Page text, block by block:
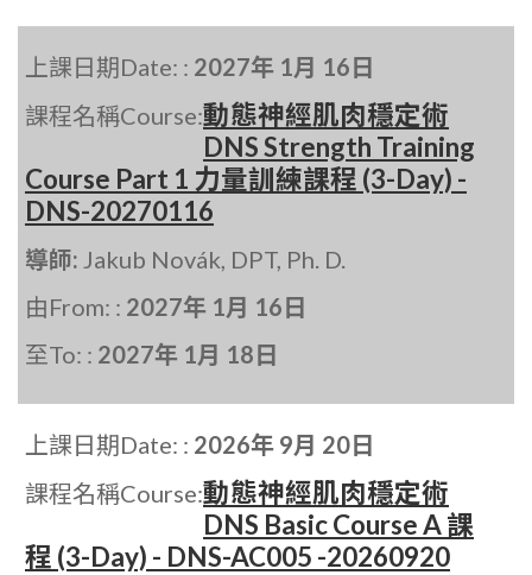
上課日期Date: : 2027年 1月 16日
課程名稱Course:動態神經肌肉穩定術
DNS Strength Training
Course Part 1 力量訓練課程 (3-Day) -
DNS-20270116
導師: Jakub Novák, DPT, Ph. D.
由From: : 2027年 1月 16日
至To: : 2027年 1月 18日
上課日期Date: : 2026年 9月 20日
課程名稱Course:動態神經肌肉穩定術
DNS Basic Course A 課
程 (3-Day) - DNS-AC005 -20260920